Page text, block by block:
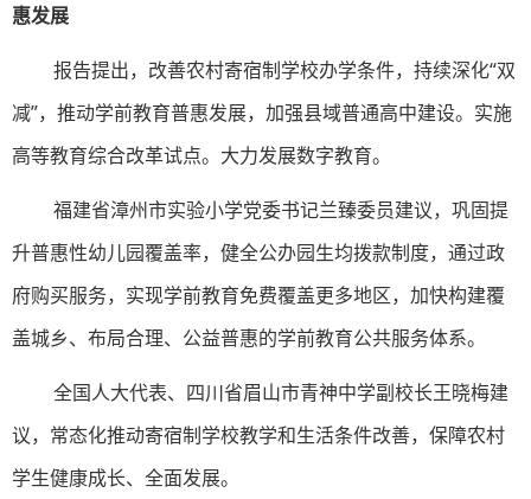
惠发展
报告提出，改善农村寄宿制学校办学条件，持续深化“双
减”，推动学前教育普惠发展，加强县域普通高中建设。实施
高等教育综合改革试点。大力发展数字教育。
福建省漳州市实验小学党委书记兰臻委员建议，巩固提
升普惠性幼儿园覆盖率，健全公办园生均拨款制度，通过政
府购买服务，实现学前教育免费覆盖更多地区，加快构建覆
盖城乡、布局合理、公益普惠的学前教育公共服务体系。
全国人大代表、四川省眉山市青神中学副校长王晓梅建
议，常态化推动寄宿制学校教学和生活条件改善，保障农村
学生健康成长、全面发展。